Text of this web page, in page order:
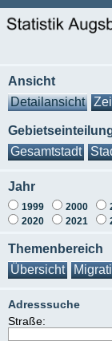
Ansicht
Detailansicht
Gesamtstadt
Jahr
1999 2000
2020
2021
Themenbereich
Übersicht
Adresssuche
Straße: